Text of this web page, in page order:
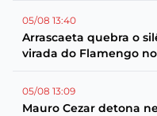
05/08 13:40
Arrascaeta quebra o
virada do Flamengo
05/08 13:09
Mauro Cezar detona